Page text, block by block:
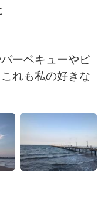
ーベキューやピ
れも私の好きな